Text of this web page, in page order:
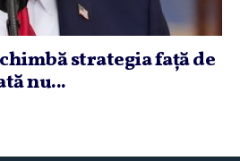
strategia faţă de
nu...